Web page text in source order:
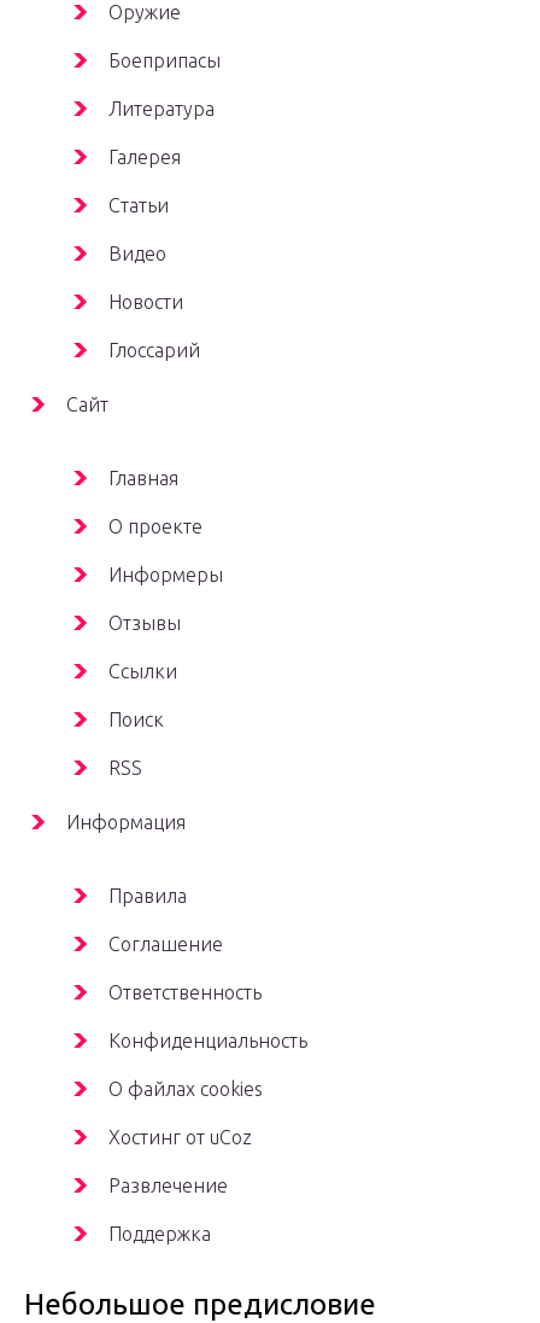
Оружие
Боеприпасы
Литература
Галерея
Статьи
Видео
Новости
Глоссарий
Сайт
Главная
О проекте
Информеры
Отзывы
Ссылки
Поиск
RSS
Информация
Правила
Соглашение
Ответственность
Конфиденциальность
О файлах cookies
Хостинг от uCoz
Развлечение
Поддержка
Небольшое предисловие